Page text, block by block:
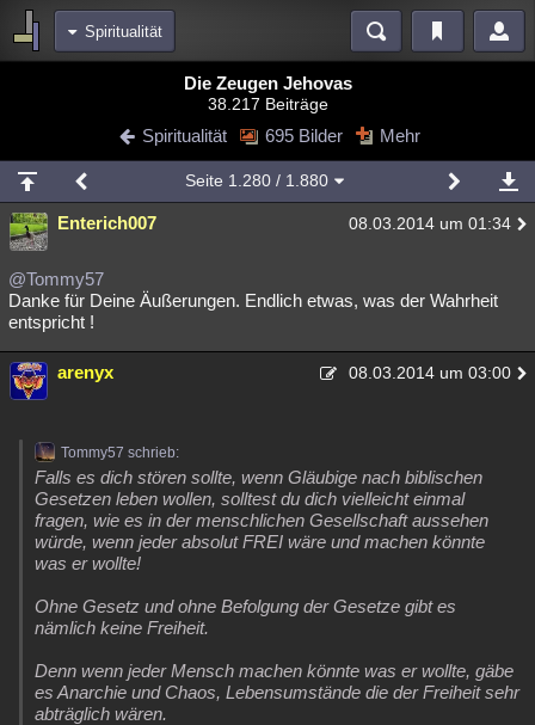
Spiritualität
Diskussionen Blogs Videos
Chat Wiki Neuigkeiten
meine Rubriken
Menschen Wissenschaft Mystery Kriminalfälle
Spiritualität
Natur
weitere Rubriken
Philosophie
Astronomie
Musik Clash Verbesserungen Allmystery English
Übersichten
Besucht Teilgenommen
Lesenswert Schlüsselwörter
Die Zeugen Jehovas
38.217 Beiträge
Spiritualität 695 Bilder Mehr
Seite 1.280/ 1.880
Enterich007 08.03.2014 um 01:34
@Tommy57
Danke für Deine Äußerungen. Endlich etwas, was der Wahrheit
entspricht !
arenyx 08.03.2014 um 03:00
Tommy57 schrieb:
Falls es dich stören sollte, wenn Gläubige nach biblischen
Gesetzen leben wollen, solltest du dich vielleicht einmal
fragen, wie es in der menschlichen Gesellschaft aussehen
würde, wenn jeder absolut FREI wäre und machen könnte
was er wollte!
Ohne Gesetz und ohne Befolgung der Gesetze gibt es
nämlich keine Freiheit.
Denn wenn jeder Mensch machen könnte was er wollte, gäbe
es Anarchie und Chaos, Lebensumstände die der Freiheit sehr
abträglich wären.